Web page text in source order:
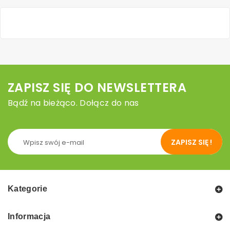
ZAPISZ SIĘ DO NEWSLETTERA
Bądź na bieżąco. Dołącz do nas
ZAPISZ SIĘ !
Kategorie
Informacja